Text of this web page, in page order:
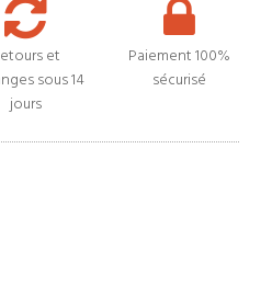
et
sous 14
jours
Paiement 100%
sécurisé